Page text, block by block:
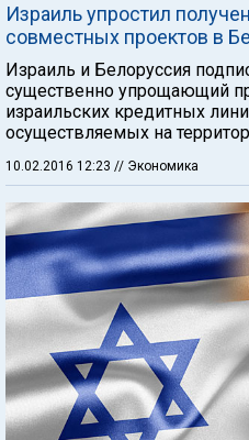
Израиль упростил
совместных проектов в
Израиль и Белоруссия
существенно упрощающий
израильских кредитных
осуществляемых на
10.02.2016 12:23 // Экономика